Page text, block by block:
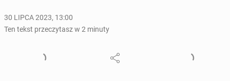
30 LIPCA 2023, 13:00
Ten tekst przeczytasz w 2 minuty